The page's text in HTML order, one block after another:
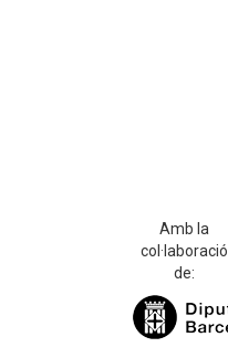
Amb la
col·laboració
de: